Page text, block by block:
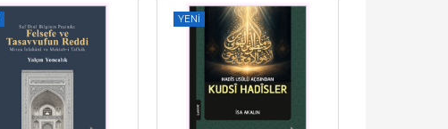
YENI